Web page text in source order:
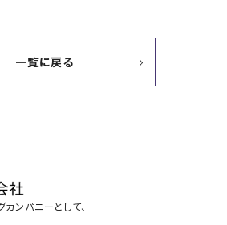
一覧に戻る
ンパニーとして、